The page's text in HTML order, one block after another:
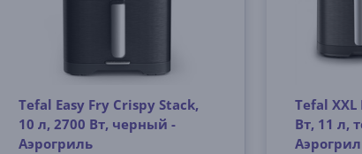
Tefal Easy Fry Crispy Stack,
10 л, 2700 Вт, черный -
Аэрогриль
Tefal XXL
Вт, 11 л,